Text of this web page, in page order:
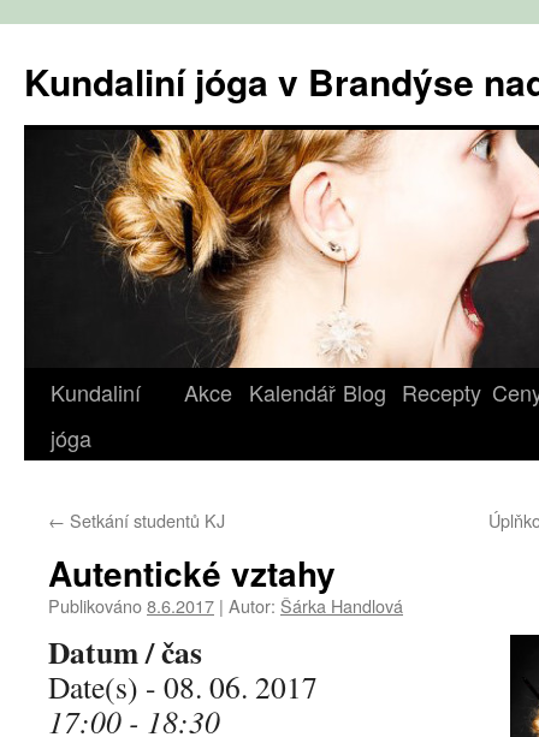
obsahu
webu
Kundaliní jóga v Brandýse
Kundaliní
jóga
Akce Kalendář Blog Recepty
← Setkání studentů KJ
Autentické vztahy
Publikováno8.6.2017 | Autor: Šárka Handlová
Datum / čas
Date(s) - 08. 06. 2017
17:00 - 18:30